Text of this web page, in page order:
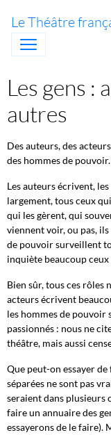
Le Théâtre
Les gens :
autres
Des auteurs, des
des hommes de pouvoir.
Les auteurs écrivent,
largement, tous ceux
qui les gèrent, qui
viennent voir, ou pas,
de pouvoir surveillent
inquiète beaucoup
Bien sûr, tous ces rôles
acteurs écrivent
les hommes de pouvoir
passionnés : nous ne
théâtre, mais aussi
Que peut-on essayer
séparées ne sont pas
seraient dans plusieurs
faire un annuaire des
essayerons de le faire).